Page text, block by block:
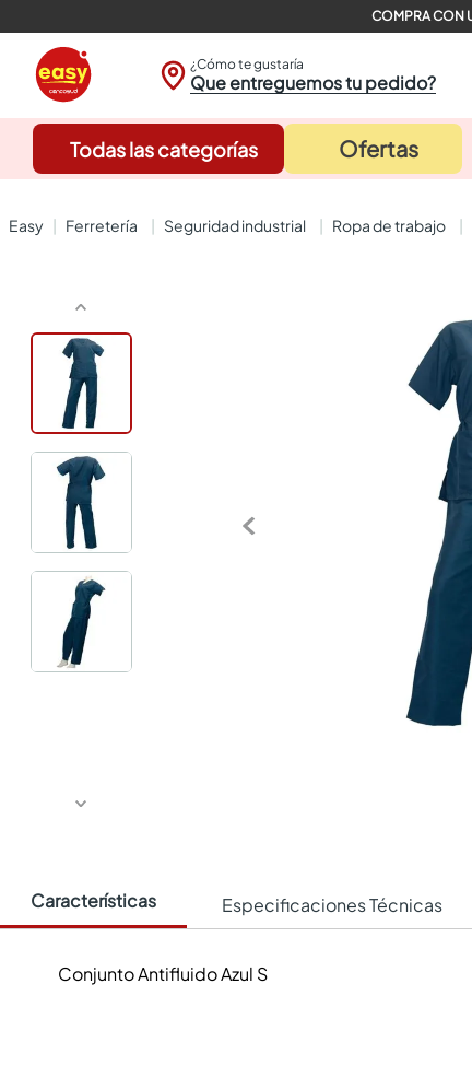
¿Cómo te gustaría
Que entreguemos tu pedido?
Todas las categorías Ofertas
ferretería seguridad industrial ropa de trabajo
Características Especificaciones Técnicas
Conjunto Antifluido Azul S